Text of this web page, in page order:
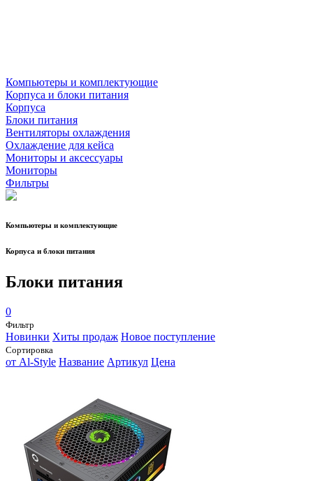
Компьютеры и комплектующие
Корпуса и блоки питания
Корпуса
Блоки питания
Вентиляторы охлаждения
Охлаждение для кейса
Мониторы и аксессуары
Мониторы
Фильтры
Компьютеры и комплектующие
Корпуса и блоки питания
Блоки питания
0
Фильтр
Новинки Хиты продаж Новое поступление
Сортировка
от Al-Style Название Артикул Цена